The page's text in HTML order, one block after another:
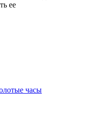
ее
часы